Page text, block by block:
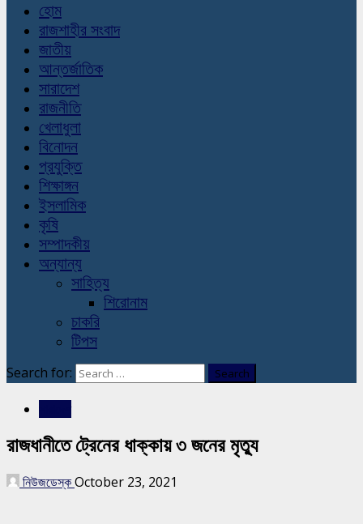
হোম
রাজশাহীর সংবাদ
জাতীয়
আন্তর্জাতিক
সারাদেশ
রাজনীতি
খেলাধুলা
বিনোদন
প্রযুক্তি
শিক্ষাঙ্গন
ইসলামিক
কৃষি
সম্পাদকীয়
অন্যান্য
সাহিত্য
শিরোনাম
চাকরি
টিপস
Search for:
রাজধানীতে ট্রেনের ধাক্কায় ৩ জনের মৃত্যু
নিউজডেস্কOctober 23, 2021